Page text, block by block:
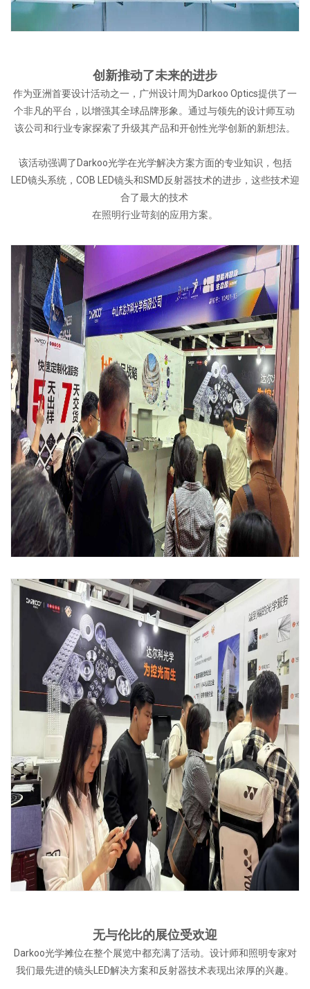
创新推动了未来的进步
作为亚洲首要设计活动之一，广州设计周为Darkoo Optics提供了一
个非凡的平台，以增强其全球品牌形象。通过与领先的设计师互动
该公司和行业专家探索了升级其产品和开创性光学创新的新想法。
该活动强调了Darkoo光学在光学解决方案方面的专业知识，包括
LED镜头系统，COB LED镜头和SMD反射器技术的进步，这些技术迎
合了最大的技术
在照明行业苛刻的应用方案。
无与伦比的展位受欢迎
Darkoo光学摊位在整个展览中都充满了活动。设计师和照明专家对
我们最先进的镜头LED解决方案和反射器技术表现出浓厚的兴趣。